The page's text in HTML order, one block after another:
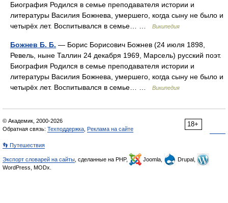
Биография Родился в семье преподавателя истории и
литературы Василия Божнева, умершего, когда сыну не было и
четырёх лет. Воспитывался в семье… …
Википедия
Божнев Б. Б. — Борис Борисович Божнев (24 июля 1898,
Ревель, ныне Таллин 24 декабря 1969, Марсель) русский поэт.
Биография Родился в семье преподавателя истории и
литературы Василия Божнева, умершего, когда сыну не было и
четырёх лет. Воспитывался в семье… …
Википедия
18+
© Академик, 2000-2026
Обратная связь: Техподдержка Реклама на сайте
👣 Путешествия
Экспорт словарей на сайты , сделанные на PHP, Joomla,
Drupal,
WordPress, MODx.